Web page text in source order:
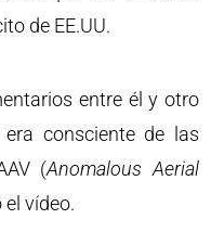
de EE.UU.
entre él y otro
consciente de las
(Anomalous Aerial
vídeo.